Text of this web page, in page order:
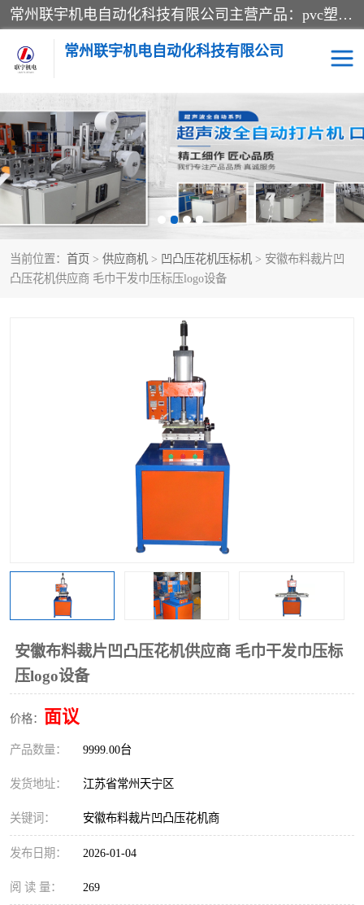
常州联宇机电自动化科技有限公司主营产品：pvc塑料焊机、高频热合机、软膜天花压边机、服装布料凹凸压花机、布料3d压印设备、服装植胶设备、超声波布料花边机、无纺布热合机、全自动压花机。
常州联宇机电自动化科技有限公司
当前位置： 首页 > 供应商机 > 凹凸压花机压标机 > 安徽布料裁片凹
凸压花机供应商 毛巾干发巾压标压logo设备
安徽布料裁片凹凸压花机供应商 毛巾干发巾压标
压logo设备
价格： 面议
产品数量： 9999.00台
发货地址： 江苏省常州天宁区
关键词： 安徽布料裁片凹凸压花机商
发布日期： 2026-01-04
阅 读 量： 269
压花定型机以及压花模具 超声波热合机
高频热合机 超声波花边机
超声波复合压花机 凹凸压花机压标机
3040凹凸压花机 双头服装凹凸压花机
海绵产品成型机